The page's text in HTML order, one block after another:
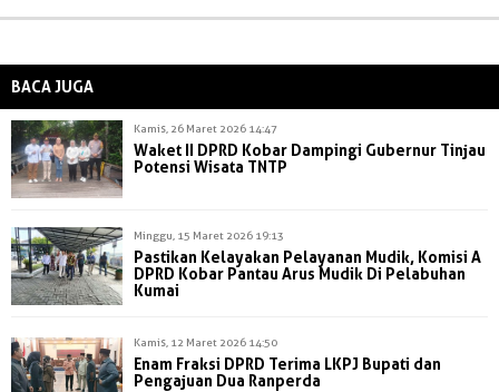
BACA JUGA
Kamis, 26 Maret 2026 14:47
Waket II DPRD Kobar Dampingi Gubernur Tinjau
Potensi Wisata TNTP
Minggu, 15 Maret 2026 19:13
Pastikan Kelayakan Pelayanan Mudik, Komisi A
DPRD Kobar Pantau Arus Mudik Di Pelabuhan
Kumai
Kamis, 12 Maret 2026 14:50
Enam Fraksi DPRD Terima LKPJ Bupati dan
Pengajuan Dua Ranperda